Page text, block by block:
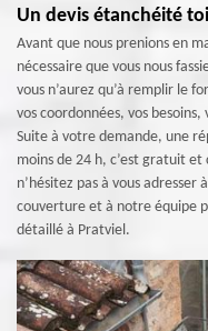
Un devis étanchéité
Avant que nous prenions en
nécessaire que vous nous
vous n’aurez qu’à remplir le
vos coordonnées, vos
Suite à votre demande, une
moins de 24 h, c’est gratuit
n’hésitez pas à vous
couverture et à notre équipe
détaillé à Pratviel.